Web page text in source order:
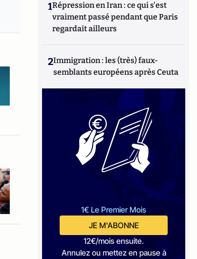
1Répression en Iran : ce qui s'est
vraiment passé pendant que Paris
regardait ailleurs
2Immigration : les (très) faux-
semblants européens après Ceuta
1€ Le Premier Mois
JE M'ABONNE
12€/mois ensuite.
Annulez ou mettez en pause à